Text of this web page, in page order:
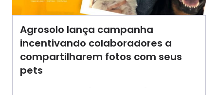
Agrosolo lança campanha
incentivando colaboradores a
compartilharem fotos com seus
pets
- -